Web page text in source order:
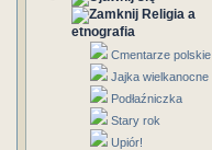
Religia a
etnografia
Cmentarze polskie
Jajka wielkanocne
Podłaźniczka
Stary rok
Upiór!